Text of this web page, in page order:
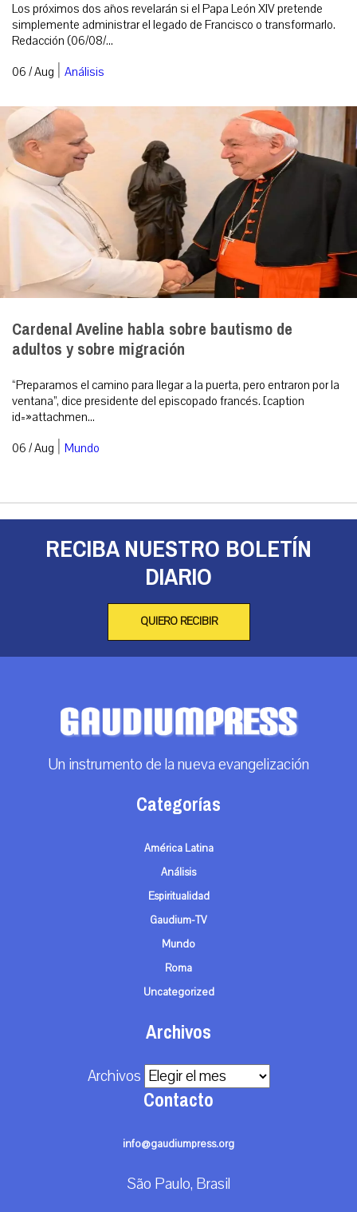
Los próximos dos años revelarán si el Papa León XIV pretende
simplemente administrar el legado de Francisco o transformarlo.
Redacción (06/08/...
06 / Aug | Análisis
Cardenal Aveline habla sobre bautismo de
adultos y sobre migración
“Preparamos el camino para llegar a la puerta, pero entraron por la
ventana”, dice presidente del episcopado francés. [caption
id=»attachmen...
06 / Aug | Mundo
RECIBA NUESTRO BOLETÍN
DIARIO
QUIERO RECIBIR
Un instrumento de la nueva evangelización
Categorías
América Latina
Análisis
Espiritualidad
Gaudium-TV
Mundo
Roma
Uncategorized
Archivos
Archivos
Contacto
info@gaudiumpress.org
São Paulo, Brasil